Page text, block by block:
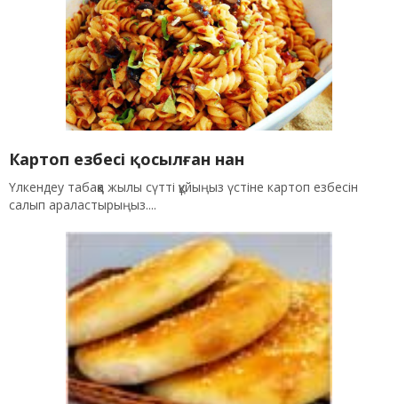
Картоп езбесі қосылған нан
Үлкендеу табаққа жылы сүтті құйыңыз үстіне картоп езбесін
салып араластырыңыз....